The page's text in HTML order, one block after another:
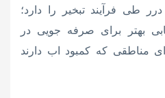
طی فرآیند تبخیر را دارد؛
بهتر برای صرفه جویی در
که کمبود اب دارند